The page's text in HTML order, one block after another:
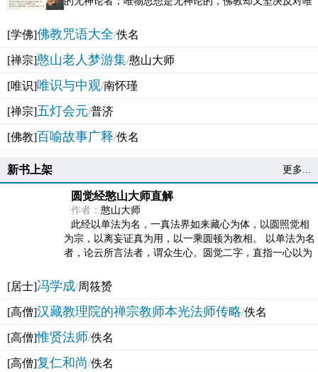
[学佛]佛教咒语大全/佚名
[禅宗]憨山老人梦游集/憨山大师
[唯识]唯识与中观/南怀瑾
[禅宗]五灯会元/普济
[佛教]百喻故事广释/佚名
新书上架 更多...
圆觉经憨山大师直解
作者： 憨山大师
此经以单法为名，一真法界如来藏心为体，以圆照觉相
为宗，以离妄证真为用，以一乘圆顿为教相。 以单法为名
者，论云所言法者，谓众生心。圆觉二字，直指一心以为
[居士]冯学成/周筱赟
[高僧]汉藏教理院的禅宗教师本光法师传略/佚名
[高僧]惟贤法师/佚名
[高僧]复仁和尚/佚名